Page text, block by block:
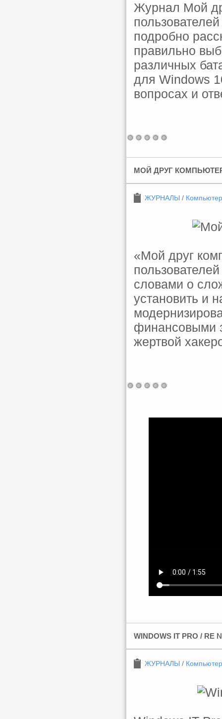
Журнал Мой
подробно
правильно
различных
для Windows
вопросах и
МОЙ ДРУГ
ЖУРНАЛЫ /
«Мой друг
словами о
установить и
финансовыми
жертвой
WINDOWS IT PRO /
ЖУРНАЛЫ /